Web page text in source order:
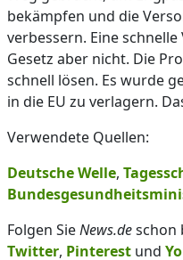
bekämpfen und die
verbessern. Eine
Gesetz aber nicht. Die
schnell lösen. Es wurde
in die EU zu verlagern.
Verwendete Quellen:
Deutsche Welle,
Folgen SieNews.deschon
Twitter, Pinterest und